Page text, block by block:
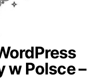
w Polsce –